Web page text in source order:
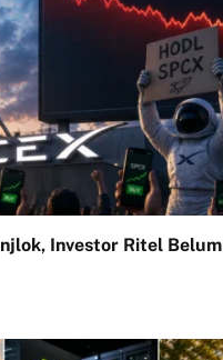
Investor Ritel Belum